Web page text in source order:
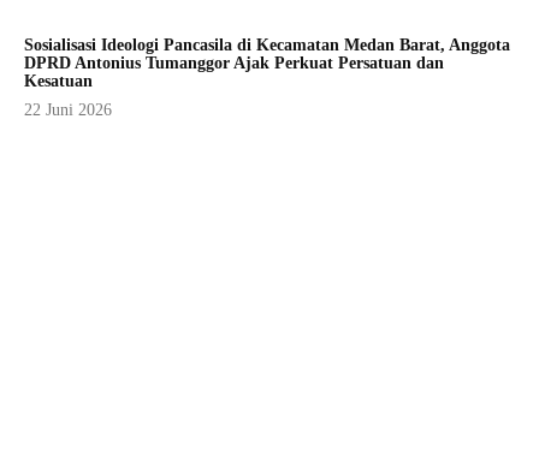
Sosialisasi Ideologi Pancasila di Kecamatan Medan Barat, Anggota
DPRD Antonius Tumanggor Ajak Perkuat Persatuan dan
Kesatuan
22 Juni 2026